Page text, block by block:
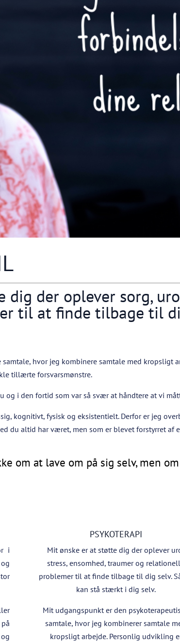
der oplever sorg,
til at finde tilbage til
hvor jeg kombinere samtale med kropsligt
tillærte forsvarsmønstre.
og i den fortid som var så svær at håndtere at vi
kognitivt, fysisk og eksistentielt. Derfor er jeg
du altid har været, men som er blevet forstyrret af
om at lave om på sig selv, men
i
PSYKOTERAPI
Mit ønske er at støtte dig der oplever
stress, ensomhed, traumer og
problemer til at finde tilbage til dig selv.
kan stå stærkt i dig selv.
Mit udgangspunkt er den
samtale, hvor jeg kombinerer samtale
kropsligt arbejde. Personlig udvikling